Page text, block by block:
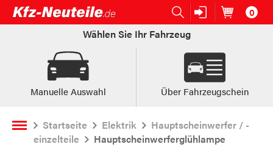
Open submenu (Ersatzteile:)
Ersatzteile: Artikel im
0
Wählen Sie Ihr Fahrzeug
Manuelle Auswahl Über Fahrzeugschein
Startseite Elektrik
Hauptscheinwerfer / -
einzelteile
Hauptscheinwerferglühlampe